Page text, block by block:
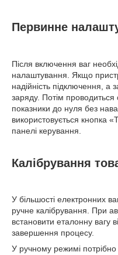
Первинне
Після включення ваг
налаштування. Якщо
надійність підключення, а
заряду. Потім
показники до нуля без
використовується кнопка
панелі керування.
Калібрування
У більшості електронних
ручне калібрування. При
встановити еталонну вагу
завершення процесу.
У ручному режимі